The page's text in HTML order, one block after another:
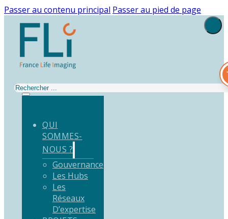
Passer au contenu principal Passer au pied de page
Rechercher
QUI
SOMMES-
NOUS ?
Gouvernance
Les Hubs
Les
Réseaux
D’expertise